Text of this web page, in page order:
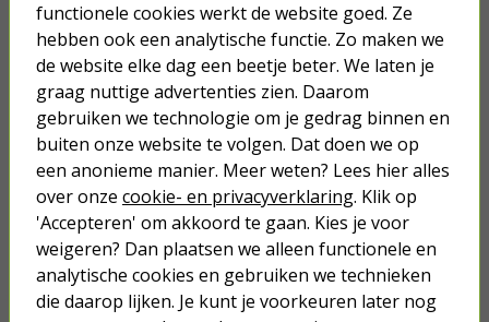
Wespenvanger | BSI (Incl. lokstof,
Ecologisch)
9,95
Vliegen lokstof | BSI | 400 gram
12,50
functionele cookies werkt de website goed. Ze
hebben ook een analytische functie. Zo maken we
de website elke dag een beetje beter. We laten je
graag nuttige advertenties zien. Daarom
gebruiken we technologie om je gedrag binnen en
buiten onze website te volgen. Dat doen we op
een anonieme manier. Meer weten? Lees hier alles
over onze cookie- en privacyverklaring. Klik op
'Accepteren' om akkoord te gaan. Kies je voor
weigeren? Dan plaatsen we alleen functionele en
analytische cookies en gebruiken we technieken
die daarop lijken. Je kunt je voorkeuren later nog